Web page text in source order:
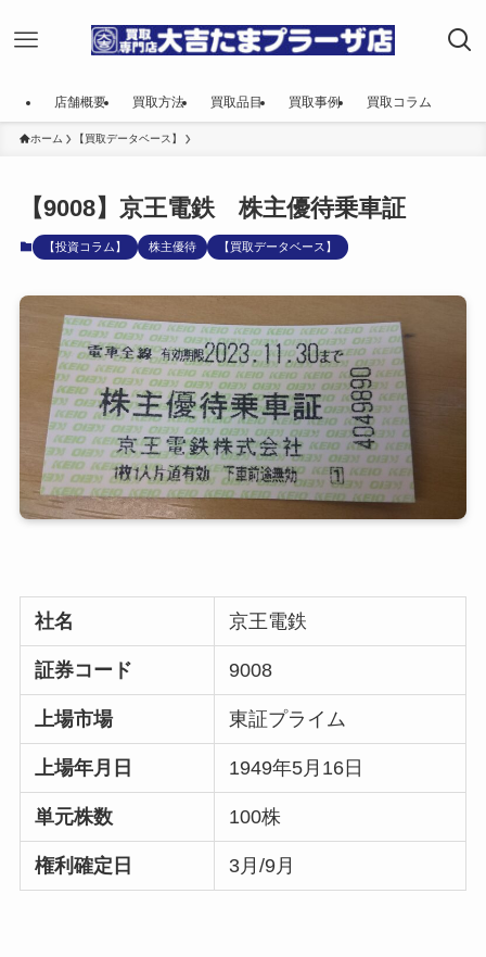
店舗概要 買取方法 買取品目 買取事例 買取コラム
ホーム 【買取データベース】
【9008】京王電鉄 株主優待乗車証
【投資コラム】 株主優待 【買取データベース】
社名 京王電鉄
証券コード 9008
上場市場 東証プライム
上場年月日 1949年5月16日
単元株数 100株
権利確定日 3月/9月